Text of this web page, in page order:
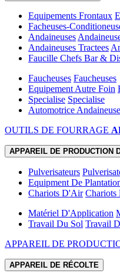
Equipements Frontaux
Facheuses-
Andaineuses
Andaineuses Tractees
Faucille Chefs Bar &
Faucheuses Faucheuses
Equipement Autre Foin
Specialise Specialise
Automotrice Andaineuse
OUTILS DE FOURRAGE
APPAREIL DE PRODUCTION
Pulverisateurs
Equipment De
Chariots D'Air
Matériel D'Application
Travail Du Sol Travail
APPAREIL DE
APPAREIL DE RÉCOLTE